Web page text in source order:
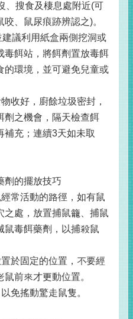
、搜食及棲息處附近(可
、鼠尿痕跡辨認之)。
議利用紙盒兩側挖洞或
毒餌站，將餌劑置放毒餌
的環境，並可避免兒童或
收好，廚餘垃圾密封，
劑之機會，隔天檢查餌
補充；連續3天如未取
劑的擺放技巧
常活動的路徑，如有鼠
之處，放置捕鼠籠、捕鼠
鼠毒餌藥劑，以捕殺鼠
於固定的位置，不要經
前來才更動位置。
免搖動驚走鼠隻。